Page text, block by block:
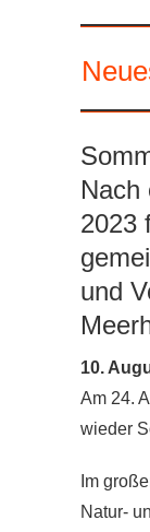
Nach
2023
und
10.
Am 24.
wieder
Im
Natur-